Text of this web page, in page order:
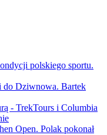
polskiego sportu.
do Dziwnowa. Bartek
- TrekTours i Columbia
Open. Polak pokonał